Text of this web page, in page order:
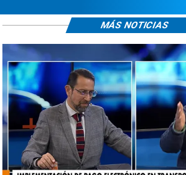
MÁS NOTICIAS